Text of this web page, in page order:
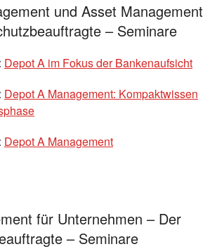
und Asset Management
– Seminare
Depot A im Fokus der Bankenaufsicht
Depot A Management: Kompaktwissen
Depot A Management
für Unternehmen – Der
– Seminare